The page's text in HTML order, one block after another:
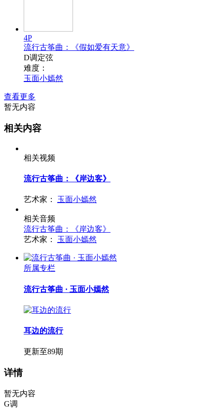
4P
流行古筝曲：《假如爱有天意》
D调定弦
难度：
玉面小嫣然
查看更多
暂无内容
相关内容
相关视频
流行古筝曲：《岸边客》
艺术家： 玉面小嫣然
相关音频
流行古筝曲：《岸边客》
艺术家：
玉面小嫣然
所属专栏
流行古筝曲 · 玉面小嫣然
耳边的流行
更新至89期
详情
暂无内容
G调